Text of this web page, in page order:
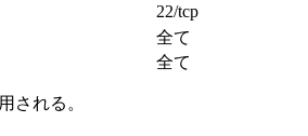
22/tcp
全て
全て
される。